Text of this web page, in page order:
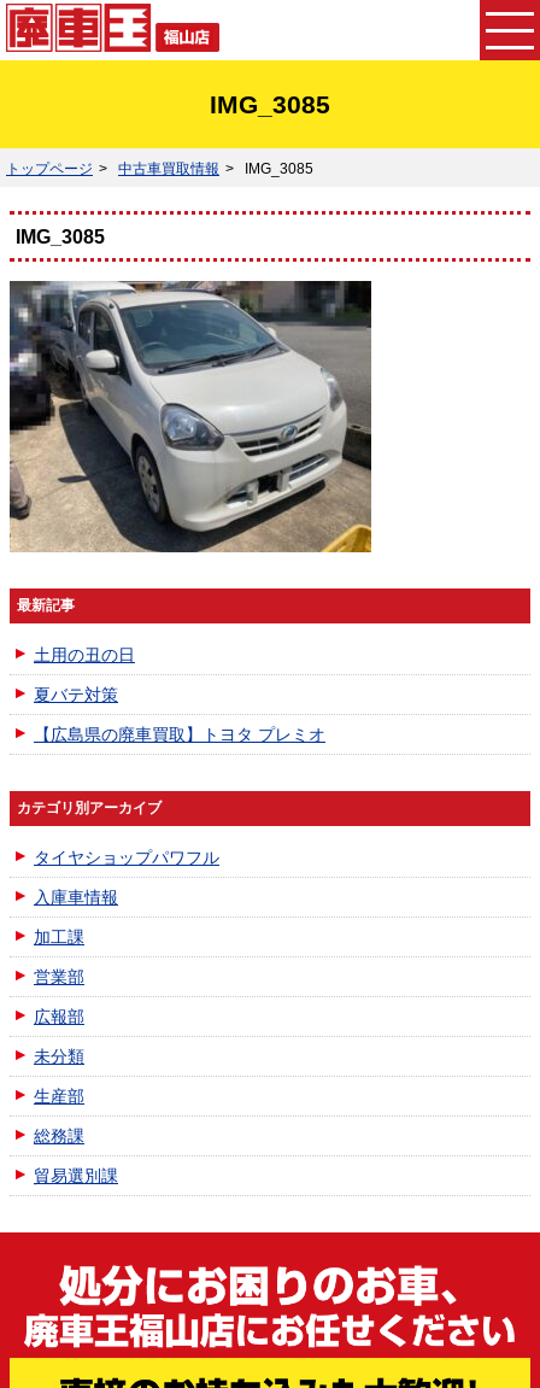
IMG_3085
トップページ 中古車買取情報 IMG_3085
IMG_3085
最新記事
土用の丑の日
夏バテ対策
【広島県の廃車買取】トヨタ プレミオ
カテゴリ別アーカイブ
タイヤショップパワフル
入庫車情報
加工課
営業部
広報部
未分類
生産部
総務課
貿易選別課